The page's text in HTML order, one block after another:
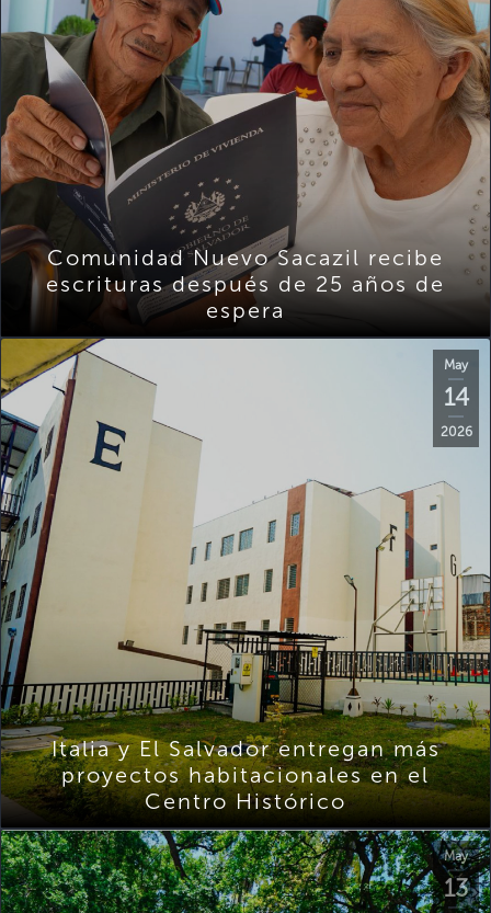
Comunidad Nuevo Sacazil recibe
escrituras después de 25 años de
espera
May
14
2026
Italia y El Salvador entregan más
proyectos habitacionales en el
Centro Histórico
May
13